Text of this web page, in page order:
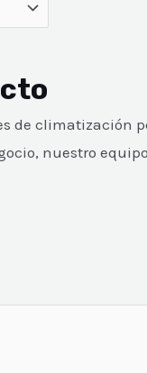
de climatización
nuestro